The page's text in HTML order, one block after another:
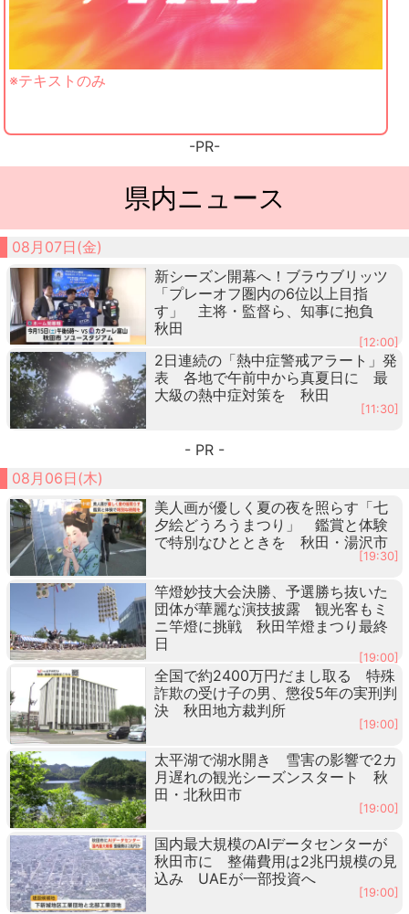
※テキストのみ
-PR-
県内ニュース
08月07日(金)
新シーズン開幕へ！ブラウブリッツ
「プレーオフ圏内の6位以上目指
す」 主将・監督ら、知事に抱負
秋田
[12:00]
2日連続の「熱中症警戒アラート」発
表 各地で午前中から真夏日に 最
大級の熱中症対策を 秋田
[11:30]
- PR -
08月06日(木)
美人画が優しく夏の夜を照らす「七
夕絵どうろうまつり」 鑑賞と体験
で特別なひとときを 秋田・湯沢市
[19:30]
竿燈妙技大会決勝、予選勝ち抜いた
団体が華麗な演技披露 観光客もミ
ニ竿燈に挑戦 秋田竿燈まつり最終
日
[19:00]
全国で約2400万円だまし取る 特殊
詐欺の受け子の男、懲役5年の実刑判
決 秋田地方裁判所
[19:00]
太平湖で湖水開き 雪害の影響で2カ
月遅れの観光シーズンスタート 秋
田・北秋田市
[19:00]
国内最大規模のAIデータセンターが
秋田市に 整備費用は2兆円規模の見
込み UAEが一部投資へ
[19:00]